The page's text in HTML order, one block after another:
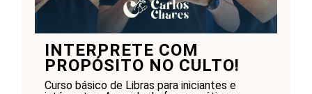
INTERPRETE COM
PROPÓSITO NO CULTO!
Curso básico de Libras para iniciantes e